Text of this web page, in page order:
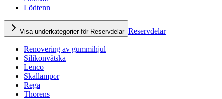
Lödtenn
Visa underkategorier för Reservdelar Reservdelar
Renovering av gummihjul
Silikonvätska
Lenco
Skallampor
Rega
Thorens